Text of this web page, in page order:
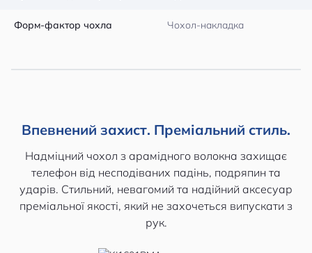
Форм-фактор чохла Чохол-накладка
Впевнений захист. Преміальний стиль.
Надміцний чохол з арамідного волокна захищає
телефон від несподіваних падінь, подряпин та
ударів. Стильний, невагомий та надійний аксесуар
преміальної якості, який не захочеться випускати з
рук.